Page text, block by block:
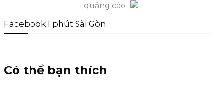
- quảng cáo-
Facebook 1 phút Sài Gòn
Có thể bạn thích